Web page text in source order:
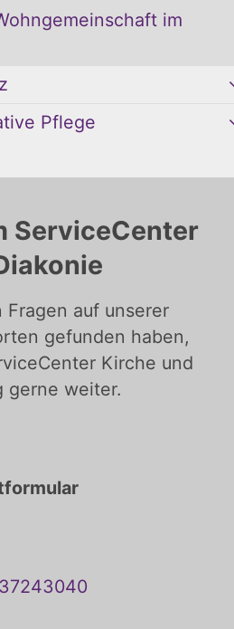
im
Pflege
ServiceCenter
Fragen auf unserer
gefunden haben,
Kirche und
gerne weiter.